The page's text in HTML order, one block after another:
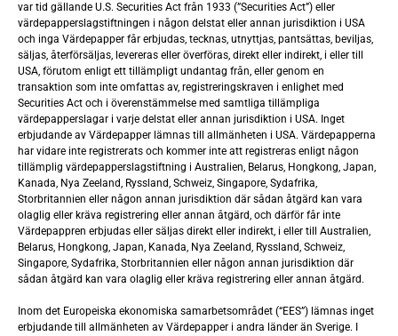
Företrädesemissionen i sammandrag
Teckningsperiod: 13 juli 2026 – 27 juli 2026
Handel med uniträtter: 13 juli 2026 – 22 juli 2026
Teckning med företrädesrätt:Åtta (8) befintliga aktier på
avstämningsdagen den 9 juli 2026 berättigar innehavaren
till en (1) uniträtt. En (1) uniträtt ger rätten att teckna en
(1) unit, där varje unit består av trettiotre (33) aktier och
TO10.
var tid gällande U.S. Securities Act från 1933 (”Securities Act”) eller
värdepapperslagstiftningen i någon delstat eller annan jurisdiktion i USA
och inga Värdepapper får erbjudas, tecknas, utnyttjas, pantsättas, beviljas,
säljas, återförsäljas, levereras eller överföras, direkt eller indirekt, i eller till
USA, förutom enligt ett tillämpligt undantag från, eller genom en
transaktion som inte omfattas av, registreringskraven i enlighet med
Securities Act och i överenstämmelse med samtliga tillämpliga
värdepapperslagar i varje delstat eller annan jurisdiktion i USA. Inget
erbjudande av Värdepapper lämnas till allmänheten i USA. Värdepapperna
har vidare inte registrerats och kommer inte att registreras enligt någon
tillämplig värdepapperslagstiftning i Australien, Belarus, Hongkong, Japan,
Kanada, Nya Zeeland, Ryssland, Schweiz, Singapore, Sydafrika,
Storbritannien eller någon annan jurisdiktion där sådan åtgärd kan vara
olaglig eller kräva registrering eller annan åtgärd, och därför får inte
Värdepappren erbjudas eller säljas direkt eller indirekt, i eller till Australien,
Belarus, Hongkong, Japan, Kanada, Nya Zeeland, Ryssland, Schweiz,
Singapore, Sydafrika, Storbritannien eller någon annan jurisdiktion där
sådan åtgärd kan vara olaglig eller kräva registrering eller annan åtgärd.
Inom det Europeiska ekonomiska samarbetsområdet (“EES”) lämnas inget
erbjudande till allmänheten av Värdepapper i andra länder än Sverige. I